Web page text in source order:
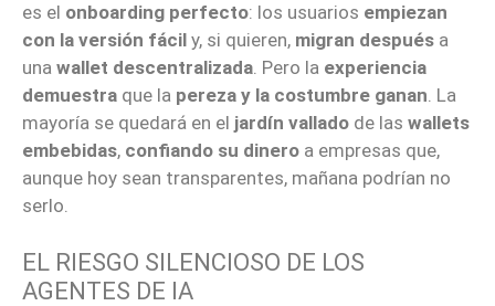
es el onboarding perfecto: los usuarios empiezan
con la versión fácil y, si quieren, migran después a
una wallet descentralizada. Pero la experiencia
demuestra que la pereza y la costumbre ganan. La
mayoría se quedará en el jardín vallado de las wallets
embebidas, confiando su dinero a empresas que,
aunque hoy sean transparentes, mañana podrían no
serlo.
EL RIESGO SILENCIOSO DE LOS
AGENTES DE IA